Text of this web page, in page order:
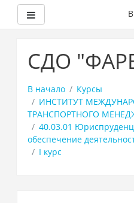
основному
содержаниюСДО
В начало
Курсы
ИНСТИТУТ
ТРАНСПОРТНОГО
40.03.01
обеспечение
I курс